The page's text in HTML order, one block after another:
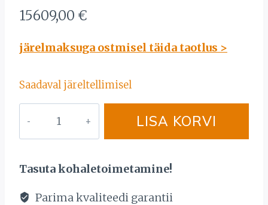
15609,00 €
järelmaksuga ostmisel täida taotlus >
Saadaval järeltellimisel
KAAL
kogus
LISA KORVI
Tasuta kohaletoimetamine!
Parima kvaliteedi garantii